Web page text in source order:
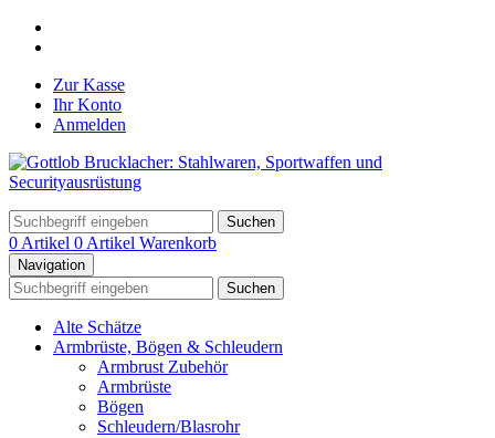
Zur Kasse
Ihr Konto
Anmelden
Suchen
0 Artikel 0 Artikel Warenkorb
Navigation
Suchen
Alte Schätze
Armbrüste, Bögen & Schleudern
Armbrust Zubehör
Armbrüste
Bögen
Schleudern/Blasrohr